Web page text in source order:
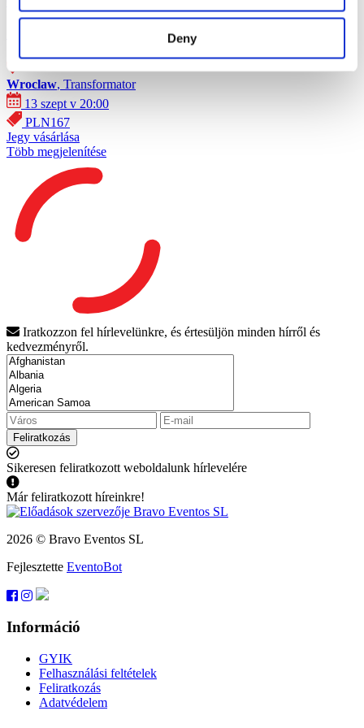
Deny
Wroclaw, Transformator
13 szept v 20:00
PLN167
Jegy vásárlása
Több megjelenítése
Iratkozzon fel hírlevelünkre, és értesüljön minden hírről és
kedvezményről.
Feliratkozás
Sikeresen feliratkozott weboldalunk hírlevelére
Már feliratkozott híreinkre!
2026 © Bravo Eventos SL
Fejlesztette EventoBot
Információ
GYIK
Felhasználási feltételek
Feliratkozás
Adatvédelem